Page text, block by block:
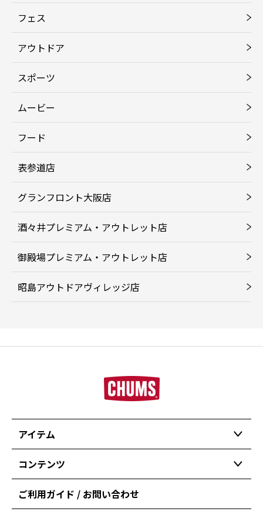
フェス
アウトドア
スポーツ
ムービー
フード
表参道店
グランフロント大阪店
酒々井プレミアム・アウトレット店
御殿場プレミアム・アウトレット店
昭島アウトドアヴィレッジ店
アイテム
コンテンツ
ご利用ガイド / お問い合わせ